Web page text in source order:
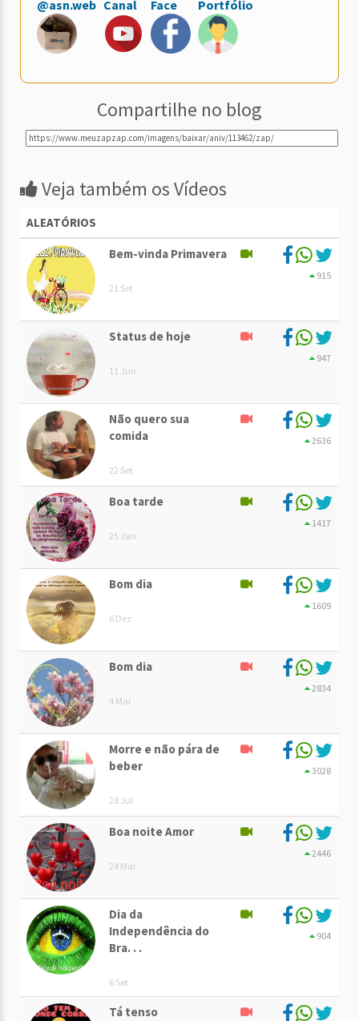
@asn.web Canal Face Portfólio
Compartilhe no blog
Veja também os Vídeos
ALEATÓRIOS
Bem-vinda Primavera
21 Set
915
Status de hoje
11 Jun
947
Não quero sua
comida
22 Set
2636
Boa tarde
25 Jan
1417
Bom dia
6 Dez
1609
Bom dia
4 Mai
2834
Morre e não pára de
beber
28 Jul
3028
Boa noite Amor
24 Mar
2446
Dia da
Independência do
Bra. . .
6 Set
904
Tá tenso